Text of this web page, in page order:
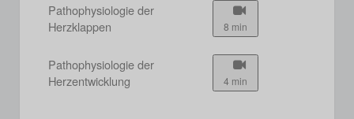
Pathophysiologie der
Herzklappen
8 min
Pathophysiologie der
Herzentwicklung
4 min